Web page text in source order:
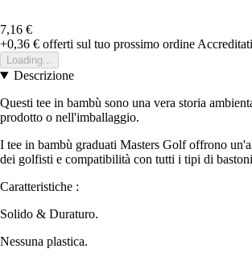
7,16 €
+0,36 € offerti sul tuo prossimo ordine
Loading...
Descrizione
Questi tee in bambù sono una vera storia
prodotto o nell'imballaggio.
I tee in bambù graduati Masters Golf offrono
dei golfisti e compatibilità con tutti i tipi di
Caratteristiche :
Solido & Duraturo.
Nessuna plastica.